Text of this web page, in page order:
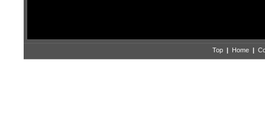
Top | Home |